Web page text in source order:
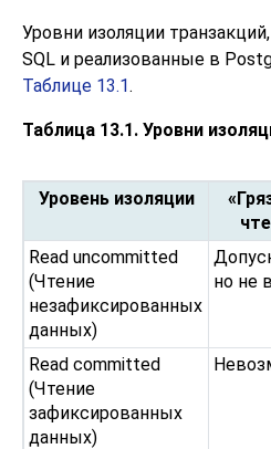
Уровни изоляции
SQL и реализованные в
Таблице 13.1.
Таблица 13.1. Уровни
Уровень изоляции
Read uncommitted
(Чтение
незафиксированных
данных)
но не
Read committed
(Чтение
зафиксированных
данных)